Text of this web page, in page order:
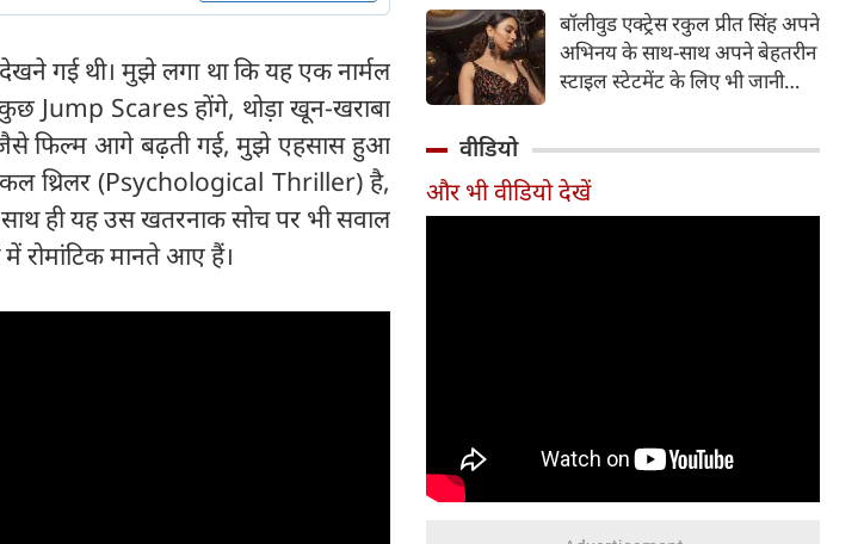
गई थी। मुझे लगा था कि यह एक नार्मल
Jump Scares होंगे, थोड़ा खून-खराबा
जैसे फिल्म आगे बढ़ती गई, मुझे एहसास हुआ
थ्रिलर (Psychological Thriller) है,
ही यह उस खतरनाक सोच पर भी सवाल
रोमांटिक मानते आए हैं।
अभिनय और दोनों डॉग्स की शानदार
परफॉर्मेंस फिल्म की सबसे बड़ी
ताकत हैं। हालांकि लगभग ढाई घंटे
की लंबाई इसकी रफ्तार को प्रभावित
भावनात्मक असर छोड़ने में सफल
रहती है।
बॉलीवुड एक्ट्रेस रकुल प्रीत सिंह अपने
अभिनय के साथ-साथ अपने बेहतरीन
स्टाइल स्टेटमेंट के लिए भी जानी
बेहद हॉट और बोल्ड अवतार देखने
को मिल रहा है।
वीडियो
और भी वीडियो देखें